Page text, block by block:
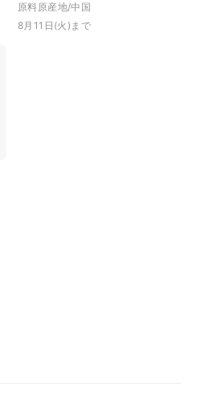
原料原産地/中国
8月11日(火)まで